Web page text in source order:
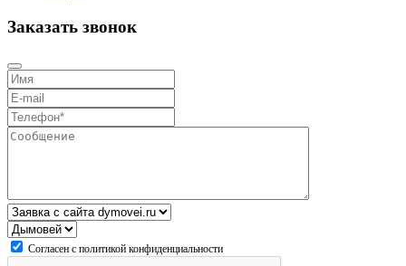
Заказать звонок
Согласен c политикой конфиденциальности